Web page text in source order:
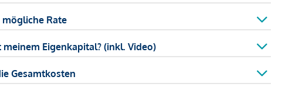
mögliche Rate
Eigenkapital? (inkl. Video)
Gesamtkosten